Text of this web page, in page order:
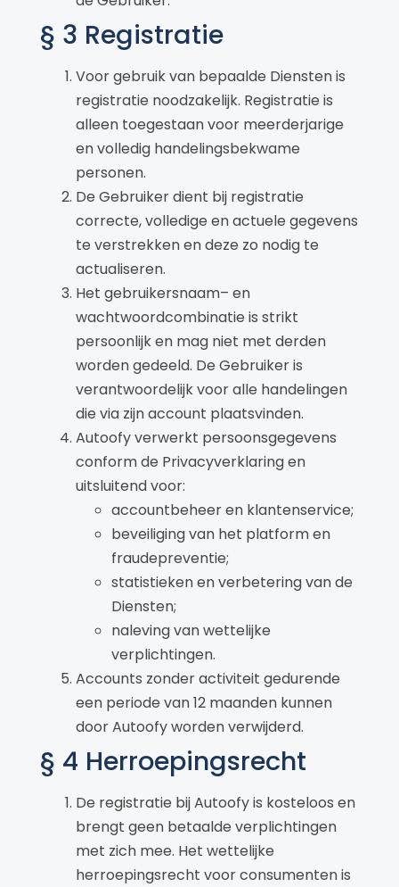
§ 3 Registratie
Voor gebruik van bepaalde Diensten is
registratie noodzakelijk. Registratie is
alleen toegestaan voor meerderjarige
en volledig handelingsbekwame
personen.
De Gebruiker dient bij registratie
correcte, volledige en actuele gegevens
te verstrekken en deze zo nodig te
actualiseren.
Het gebruikersnaam– en
wachtwoordcombinatie is strikt
persoonlijk en mag niet met derden
worden gedeeld. De Gebruiker is
verantwoordelijk voor alle handelingen
die via zijn account plaatsvinden.
Autoofy verwerkt persoonsgegevens
conform de Privacyverklaring en
uitsluitend voor:
accountbeheer en klantenservice;
beveiliging van het platform en
fraudepreventie;
statistieken en verbetering van de
Diensten;
naleving van wettelijke
verplichtingen.
Accounts zonder activiteit gedurende
een periode van 12 maanden kunnen
door Autoofy worden verwijderd.
§ 4 Herroepingsrecht
De registratie bij Autoofy is kosteloos en
brengt geen betaalde verplichtingen
met zich mee. Het wettelijke
herroepingsrecht voor consumenten is